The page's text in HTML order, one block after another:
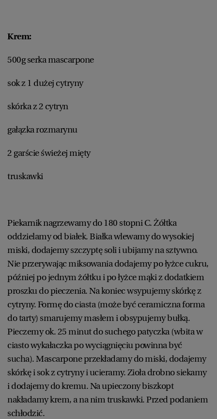
Krem:
500g serka mascarpone
sok z 1 dużej cytryny
skórka z 2 cytryn
gałązka rozmarynu
2 garście świeżej mięty
truskawki
Piekarnik nagrzewamy do 180 stopni C. Żółtka
oddzielamy od białek. Białka wlewamy do wysokiej
miski, dodajemy szczyptę soli i ubijamy na sztywno.
Nie przerywając miksowania dodajemy po łyżce cukru,
później po jednym żółtku i po łyżce mąki z dodatkiem
proszku do pieczenia. Na koniec wsypujemy skórkę z
cytryny. Formę do ciasta (może być ceramiczna forma
do tarty) smarujemy masłem i obsypujemy bułką.
Pieczemy ok. 25 minut do suchego patyczka (wbita w
ciasto wykałaczka po wyciągnięciu powinna być
sucha). Mascarpone przekładamy do miski, dodajemy
skórkę i sok z cytryny i ucieramy. Zioła drobno siekamy
i dodajemy do kremu. Na upieczony biszkopt
nakładamy krem, a na nim truskawki. Przed podaniem
schłodzić.